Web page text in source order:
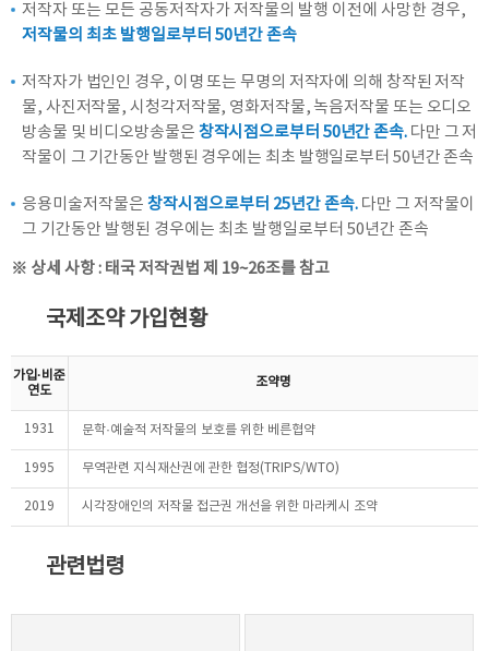
저작자 또는 모든 공동저작자가 저작물의 발행 이전에 사망한 경우,
저작물의 최초 발행일로부터 50년간 존속
저작자가 법인인 경우, 이명 또는 무명의 저작자에 의해 창작된 저작
물, 사진저작물, 시청각저작물, 영화저작물, 녹음저작물 또는 오디오
방송물 및 비디오방송물은 창작시점으로부터 50년간 존속.다만 그 저
작물이 그 기간동안 발행된 경우에는 최초 발행일로부터 50년간 존속
응용미술저작물은 창작시점으로부터 25년간 존속. 다만 그 저작물이
그 기간동안 발행된 경우에는 최초 발행일로부터 50년간 존속
※ 상세 사항 : 태국 저작권법 제 19~26조를 참고
국제조약 가입현황
가입·비준
연도
조약명
1931 문학·예술적 저작물의 보호를 위한 베른협약
1995 무역관련 지식재산권에 관한 협정(TRIPS/WTO)
2019 시각장애인의 저작물 접근권 개선을 위한 마라케시 조약
관련법령